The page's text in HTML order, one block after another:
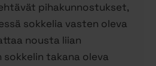
pihakunnostukset,
sokkelia vasten oleva
nousta liian
sokkelin takana oleva